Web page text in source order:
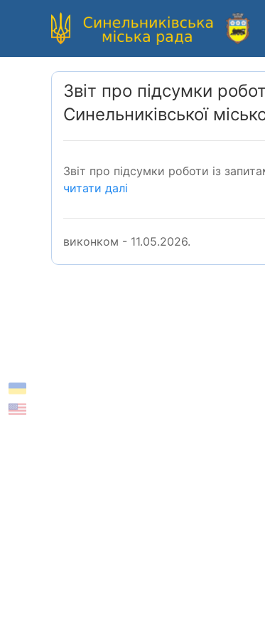
Звіт про підсумки
Синельниківської
Звіт про підсумки роботи із
читати далі
виконком - 11.05.2026.